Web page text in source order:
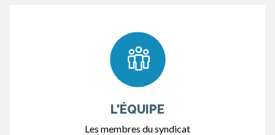
L'ÉQUIPE
Les membres du syndicat